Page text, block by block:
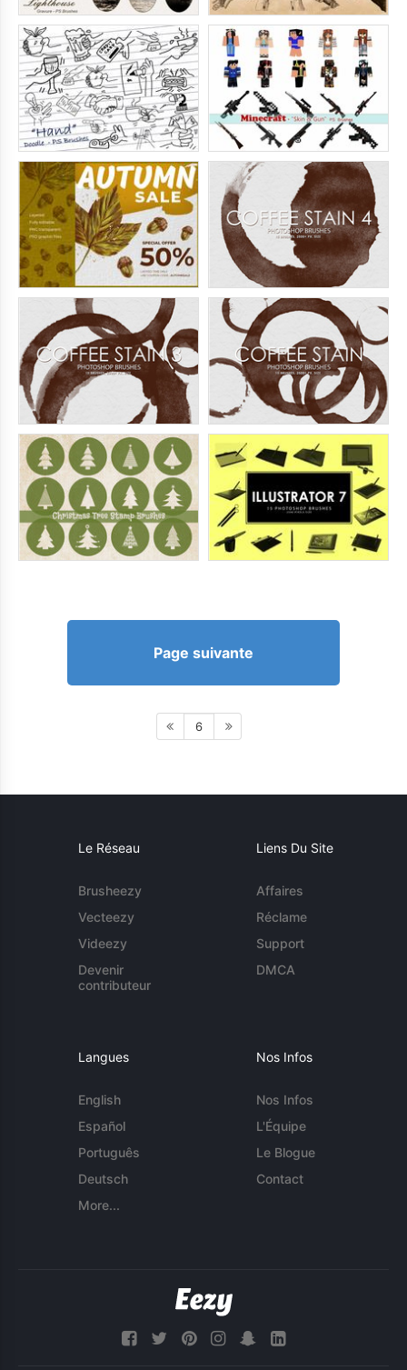
Page suivante
6
Le Réseau
Brusheezy
Vecteezy
Videezy
Devenir
contributeur
Liens Du Site
Affaires
Réclame
Support
DMCA
Langues
English
Español
Português
Deutsch
More...
Nos Infos
Nos Infos
L'Équipe
Le Blogue
Contact